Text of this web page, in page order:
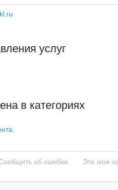
услуг
в категориях
об ошибке Это моя